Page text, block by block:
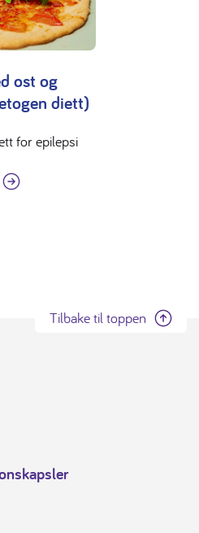
ost og
diett)
for epilepsi
Tilbake til toppen